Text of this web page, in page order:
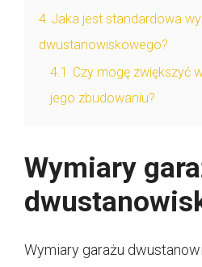
4 Jaka jest standardowa
dwustanowiskowego?
4.1 Czy mogę zwiększyć
jego zbudowaniu?
Wymiary
Wymiary garażu